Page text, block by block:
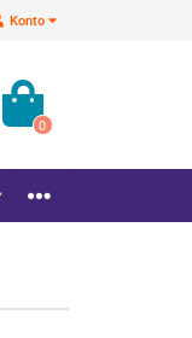
Konto
0